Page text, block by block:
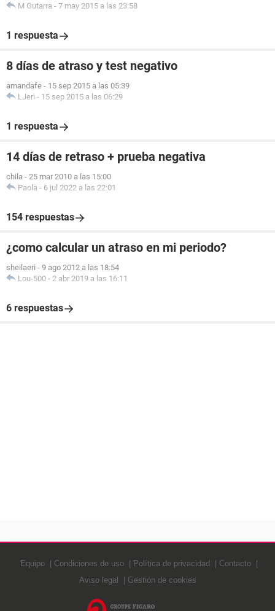
M Gutarra - 7 may 2015 a las 23:58
1 respuesta
8 días de atraso y test negativo
amandafe - 15 sep 2015 a las 05:39
LJeri - 15 sep 2015 a las 06:29
1 respuesta
14 días de retraso + prueba negativa
chila - 25 mar 2010 a las 15:00
Paola - 6 jul 2022 a las 22:01
154 respuestas
¿como calcular un atraso en mi periodo?
sheilaeri - 9 ago 2012 a las 18:54
Lou-500 - 2 abr 2019 a las 16:11
6 respuestas
Equipo Condiciones de uso Política de privacidad
Contacto
Aviso legal
Gestión de cookies